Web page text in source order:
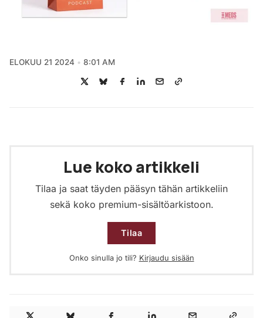
ELOKUU 21 2024 8:01 AM
Lue koko artikkeli
Tilaa ja saat täyden pääsyn tähän artikkeliin
sekä koko premium-sisältöarkistoon.
Tilaa
Onko sinulla jo tili? Kirjaudu sisään